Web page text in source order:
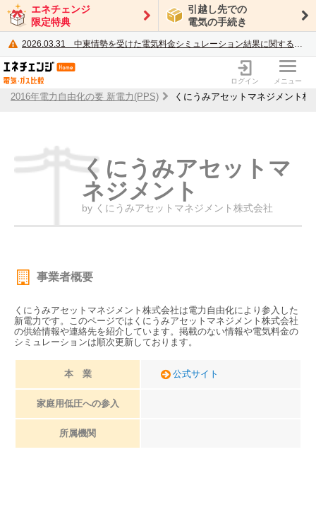
エネチェンジ
限定特典
引越し先での
電気の手続き
2026.03.31 中東情勢を受けた電気料金シミュレーション結果に関するご案内
電力・ガス比較サイト エネチェンジ
ログイン メニュー
2016年電力自由化の要 新電力(PPS) くにうみアセットマネジメント株
くにうみアセットマ
ネジメント
by くにうみアセットマネジメント株式会社
事業者概要
くにうみアセットマネジメント株式会社は電力自由化により参入した
新電力です。このページではくにうみアセットマネジメント株式会社
の供給情報や連絡先を紹介しています。掲載のない情報や電気料金の
シミュレーションは順次更新しております。
本 業 公式サイト
家庭用低圧への参入
所属機関